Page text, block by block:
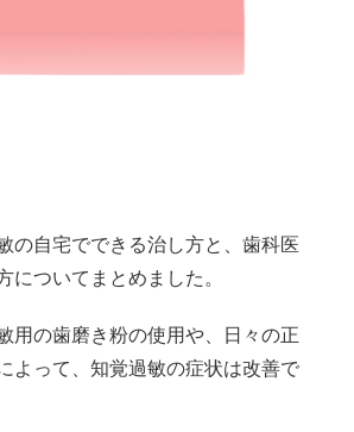
の自宅でできる治し方と、歯科医
についてまとめました。
用の歯磨き粉の使用や、日々の正
よって、知覚過敏の症状は改善で